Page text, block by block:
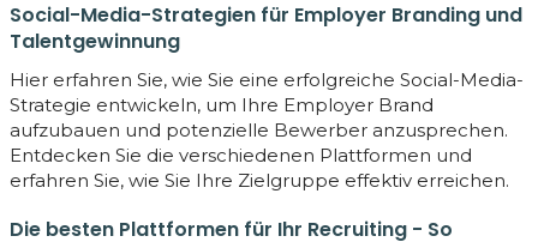
Social-Media-Strategien für Employer Branding und
Talentgewinnung
Hier erfahren Sie, wie Sie eine erfolgreiche Social-Media-
Strategie entwickeln, um Ihre Employer Brand
aufzubauen und potenzielle Bewerber anzusprechen.
Entdecken Sie die verschiedenen Plattformen und
erfahren Sie, wie Sie Ihre Zielgruppe effektiv erreichen.
Die besten Plattformen für Ihr Recruiting - So